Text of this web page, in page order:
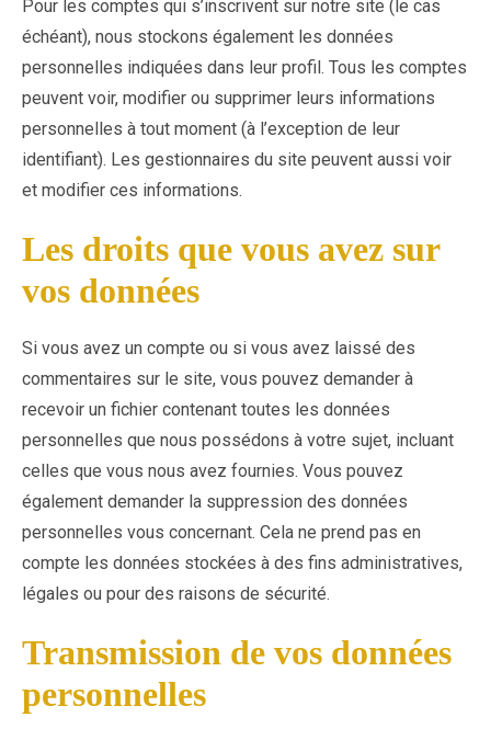
Pour les comptes qui s’inscrivent sur notre site (le cas
échéant), nous stockons également les données
personnelles indiquées dans leur profil. Tous les comptes
peuvent voir, modifier ou supprimer leurs informations
personnelles à tout moment (à l’exception de leur
identifiant). Les gestionnaires du site peuvent aussi voir
et modifier ces informations.
Les droits que vous avez sur
vos données
Si vous avez un compte ou si vous avez laissé des
commentaires sur le site, vous pouvez demander à
recevoir un fichier contenant toutes les données
personnelles que nous possédons à votre sujet, incluant
celles que vous nous avez fournies. Vous pouvez
également demander la suppression des données
personnelles vous concernant. Cela ne prend pas en
compte les données stockées à des fins administratives,
légales ou pour des raisons de sécurité.
Transmission de vos données
personnelles